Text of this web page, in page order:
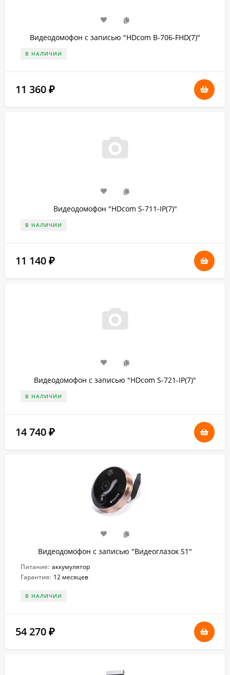
Видеодомофон с записью "HDcom B-706-FHD(7)"
В НАЛИЧИИ
11 360 ₽
Видеодомофон "HDcom S-711-IP(7)"
В НАЛИЧИИ
11 140 ₽
Видеодомофон с записью "HDcom S-721-IP(7)"
В НАЛИЧИИ
14 740 ₽
Видеодомофон с записью "Видеоглазок S1"
Питание: аккумулятор
Гарантия: 12 месяцев
В НАЛИЧИИ
54 270 ₽